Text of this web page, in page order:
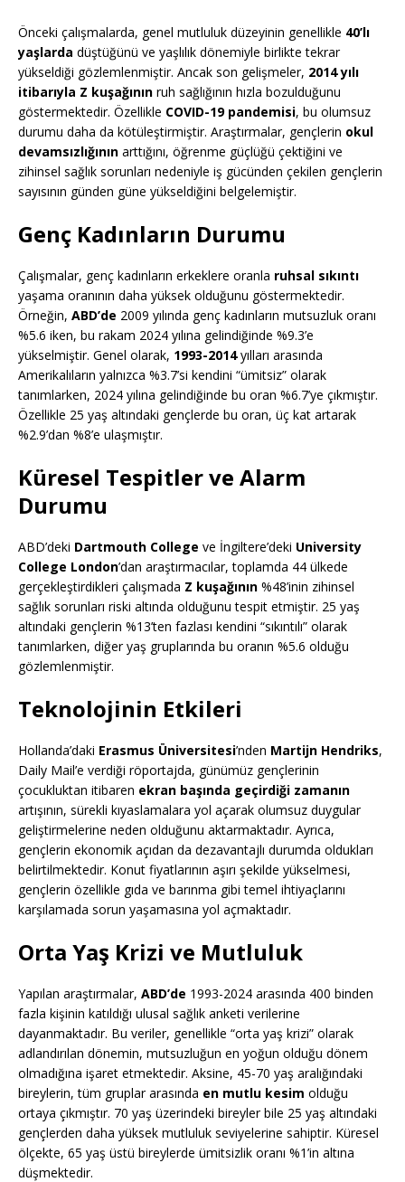
Önceki çalışmalarda, genel mutluluk düzeyinin genellikle 40’lı
yaşlarda düştüğünü ve yaşlılık dönemiyle birlikte tekrar
yükseldiği gözlemlenmiştir. Ancak son gelişmeler, 2014 yılı
itibarıyla Z kuşağının ruh sağlığının hızla bozulduğunu
göstermektedir. Özellikle COVID-19 pandemisi, bu olumsuz
durumu daha da kötüleştirmiştir. Araştırmalar, gençlerin okul
devamsızlığının arttığını, öğrenme güçlüğü çektiğini ve
zihinsel sağlık sorunları nedeniyle iş gücünden çekilen gençlerin
sayısının günden güne yükseldiğini belgelemiştir.
Genç Kadınların Durumu
Çalışmalar, genç kadınların erkeklere oranla ruhsal sıkıntı
yaşama oranının daha yüksek olduğunu göstermektedir.
Örneğin, ABD’de 2009 yılında genç kadınların mutsuzluk oranı
%5.6 iken, bu rakam 2024 yılına gelindiğinde %9.3’e
yükselmiştir. Genel olarak, 1993-2014yılları arasında
Amerikalıların yalnızca %3.7’si kendini “ümitsiz” olarak
tanımlarken, 2024 yılına gelindiğinde bu oran %6.7’ye çıkmıştır.
Özellikle 25 yaş altındaki gençlerde bu oran, üç kat artarak
%2.9’dan %8’e ulaşmıştır.
Küresel Tespitler ve Alarm
Durumu
ABD’deki Dartmouth College ve İngiltere’deki University
College London’dan araştırmacılar, toplamda 44 ülkede
gerçekleştirdikleri çalışmada Z kuşağının %48’inin zihinsel
sağlık sorunları riski altında olduğunu tespit etmiştir. 25 yaş
altındaki gençlerin %13’ten fazlası kendini “sıkıntılı” olarak
tanımlarken, diğer yaş gruplarında bu oranın %5.6 olduğu
gözlemlenmiştir.
Teknolojinin Etkileri
Hollanda’daki Erasmus Üniversitesi’nden Martijn Hendriks,
Daily Mail’e verdiği röportajda, günümüz gençlerinin
çocukluktan itibaren ekran başında geçirdiği zamanın
artışının, sürekli kıyaslamalara yol açarak olumsuz duygular
geliştirmelerine neden olduğunu aktarmaktadır. Ayrıca,
gençlerin ekonomik açıdan da dezavantajlı durumda oldukları
belirtilmektedir. Konut fiyatlarının aşırı şekilde yükselmesi,
gençlerin özellikle gıda ve barınma gibi temel ihtiyaçlarını
karşılamada sorun yaşamasına yol açmaktadır.
Orta Yaş Krizi ve Mutluluk
Yapılan araştırmalar, ABD’de 1993-2024 arasında 400 binden
fazla kişinin katıldığı ulusal sağlık anketi verilerine
dayanmaktadır. Bu veriler, genellikle “orta yaş krizi” olarak
adlandırılan dönemin, mutsuzluğun en yoğun olduğu dönem
olmadığına işaret etmektedir. Aksine, 45-70 yaş aralığındaki
bireylerin, tüm gruplar arasında en mutlu kesim olduğu
ortaya çıkmıştır. 70 yaş üzerindeki bireyler bile 25 yaş altındaki
gençlerden daha yüksek mutluluk seviyelerine sahiptir. Küresel
ölçekte, 65 yaş üstü bireylerde ümitsizlik oranı %1’in altına
düşmektedir.